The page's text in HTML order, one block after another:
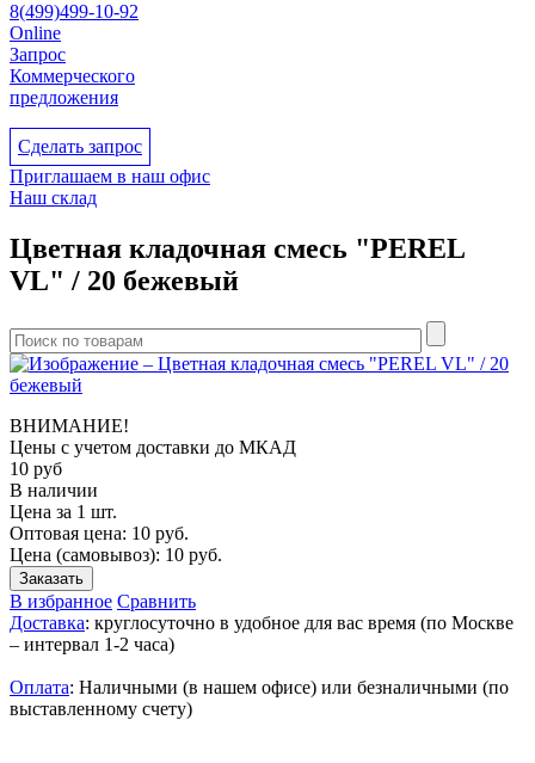
8(499)499-10-92
Online
Запрос
Коммерческого
предложения
Сделать запрос
Приглашаем в наш офис
Наш склад
Цветная кладочная смесь "PEREL
VL" / 20 бежевый
ВНИМАНИЕ!
Цены с учетом доcтавки до МКАД
10 руб
В наличии
Цена за 1 шт.
Оптовая цена: 10 руб.
Цена (самовывоз): 10 руб.
Заказать
В избранное Сравнить
Доставка: круглосуточно в удобное для вас время (по Москве
– интервал 1-2 часа)
Оплата: Наличными (в нашем офисе) или безналичными (по
выставленному счету)